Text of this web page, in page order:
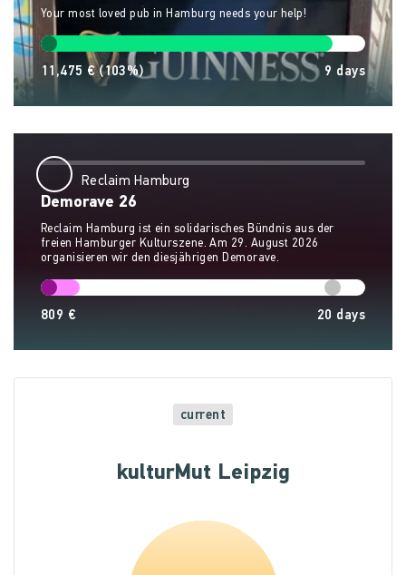
Your most loved pub in Hamburg needs your help!
11,475 €(103%) 9 days
Reclaim Hamburg
Demorave 26
Reclaim Hamburg ist ein solidarisches Bündnis aus der
freien Hamburger Kulturszene. Am 29. August 2026
organisieren wir den diesjährigen Demorave.
809 € 20 days
current
kulturMut Leipzig